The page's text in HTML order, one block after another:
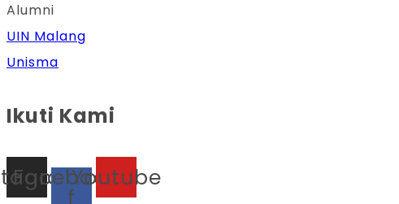
Alumni
UIN Malang
Unisma
Ikuti Kami
Facebook-
f
Youtube